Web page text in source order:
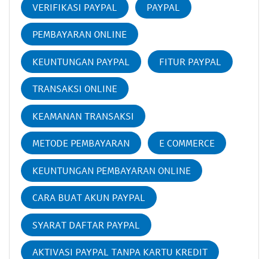
VERIFIKASI PAYPAL PAYPAL
PEMBAYARAN ONLINE
KEUNTUNGAN PAYPAL FITUR PAYPAL
TRANSAKSI ONLINE
KEAMANAN TRANSAKSI
METODE PEMBAYARAN E COMMERCE
KEUNTUNGAN PEMBAYARAN ONLINE
CARA BUAT AKUN PAYPAL
SYARAT DAFTAR PAYPAL
AKTIVASI PAYPAL TANPA KARTU KREDIT